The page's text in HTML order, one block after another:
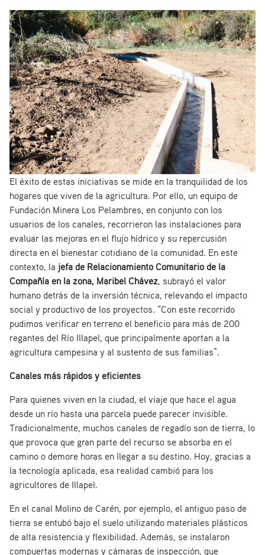
El éxito de estas iniciativas se mide en la tranquilidad de los
hogares que viven de la agricultura. Por ello, un equipo de
Fundación Minera Los Pelambres, en conjunto con los
usuarios de los canales, recorrieron las instalaciones para
evaluar las mejoras en el flujo hídrico y su repercusión
directa en el bienestar cotidiano de la comunidad. En este
contexto, la jefa de Relacionamiento Comunitario de la
Compañía en la zona, Maribel Chávez, subrayó el valor
humano detrás de la inversión técnica, relevando el impacto
social y productivo de los proyectos. “Con este recorrido
pudimos verificar en terreno el beneficio para más de 200
regantes del Río Illapel, que principalmente aportan a la
agricultura campesina y al sustento de sus familias”.
Canales más rápidos y eficientes
Para quienes viven en la ciudad, el viaje que hace el agua
desde un río hasta una parcela puede parecer invisible.
Tradicionalmente, muchos canales de regadío son de tierra, lo
que provoca que gran parte del recurso se absorba en el
camino o demore horas en llegar a su destino. Hoy, gracias a
la tecnología aplicada, esa realidad cambió para los
agricultores de Illapel.
En el canal Molino de Carén, por ejemplo, el antiguo paso de
tierra se entubó bajo el suelo utilizando materiales plásticos
de alta resistencia y flexibilidad. Además, se instalaron
compuertas modernas y cámaras de inspección, que